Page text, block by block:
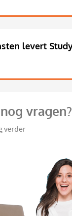
levert
vragen?
verder